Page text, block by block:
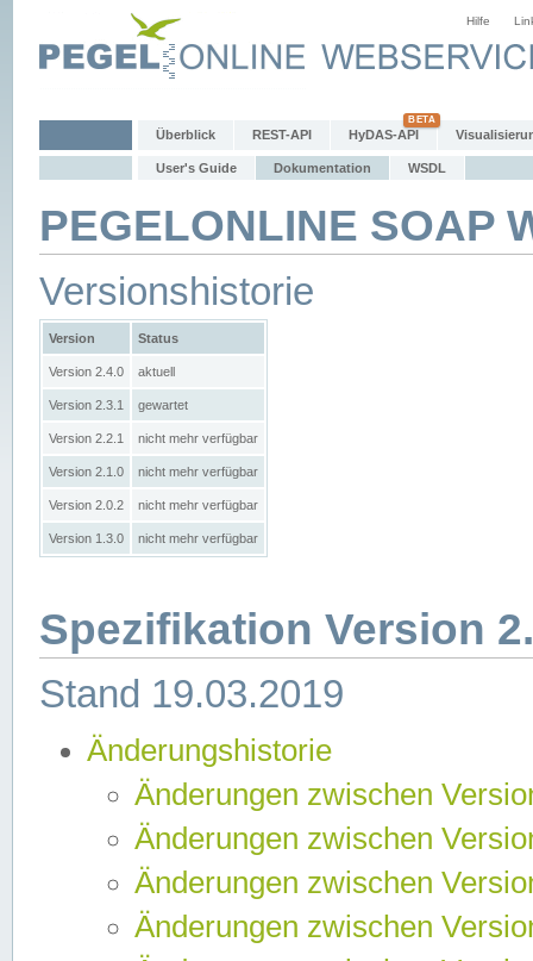
Hilfe
Überblick REST-API HyDAS-API
User's Guide Dokumentation WSDL
PEGELONLINE SOAP
Versionshistorie
Version Status
Version 2.4.0 aktuell
Version 2.3.1 gewartet
Version 2.2.1 nicht mehr verfügbar
Version 2.1.0 nicht mehr verfügbar
Version 2.0.2 nicht mehr verfügbar
Version 1.3.0 nicht mehr verfügbar
Spezifikation Version
Stand 19.03.2019
Änderungshistorie
Änderungen zwischen
Änderungen zwischen
Änderungen zwischen
Änderungen zwischen